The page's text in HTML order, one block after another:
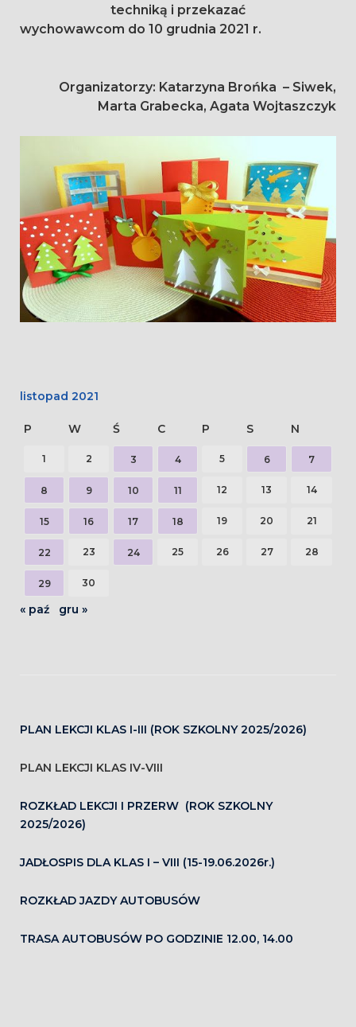
techniką i przekazać
wychowawcom do 10 grudnia 2021 r.
Organizatorzy: Katarzyna Brońka – Siwek,
Marta Grabecka, Agata Wojtaszczyk
listopad 2021
P W Ś C P S N
1 2 3 4 5 6 7
8 9 10 11 12 13 14
15 16 17 18 19 20 21
22 23 24 25 26 27 28
29 30
« paź gru »
PLAN LEKCJI KLAS I-III (ROK SZKOLNY 2025/2026)
PLAN LEKCJI KLAS IV-VIII
ROZKŁAD LEKCJI I PRZERW (ROK SZKOLNY
2025/2026)
JADŁOSPIS DLA KLAS I – VIII (15-19.06.2026r.)
ROZKŁAD JAZDY AUTOBUSÓW
TRASA AUTOBUSÓW PO GODZINIE 12.00, 14.00